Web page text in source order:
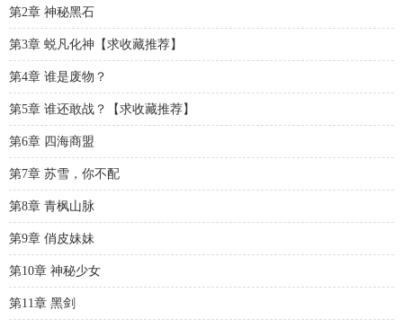
第2章 神秘黑石
第3章 蜕凡化神【求收藏推荐】
第4章 谁是废物？
第5章 谁还敢战？【求收藏推荐】
第6章 四海商盟
第7章 苏雪，你不配
第8章 青枫山脉
第9章 俏皮妹妹
第10章 神秘少女
第11章 黑剑